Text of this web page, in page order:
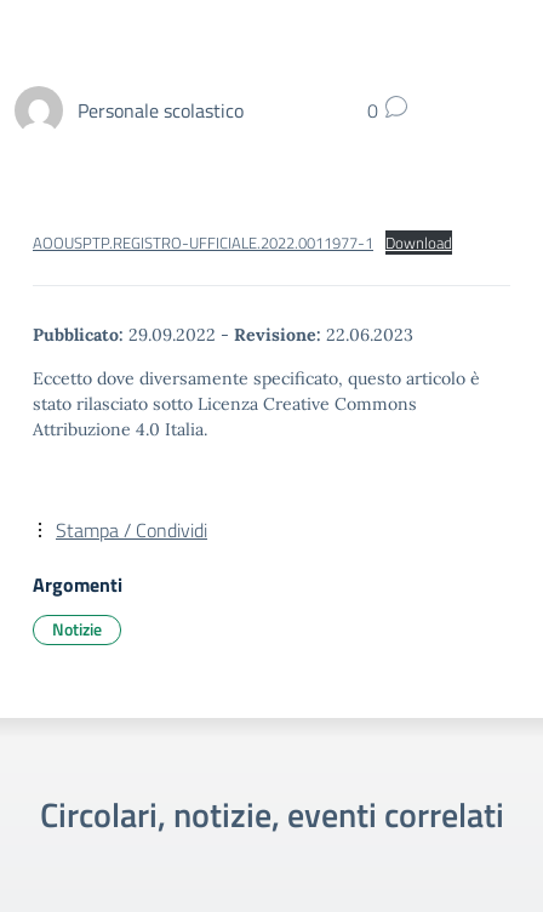
Personale scolastico 0
AOOUSPTP.REGISTRO-UFFICIALE.2022.0011977-1 Download
Pubblicato: 29.09.2022 - Revisione: 22.06.2023
Eccetto dove diversamente specificato, questo articolo è
stato rilasciato sotto Licenza Creative Commons
Attribuzione 4.0 Italia.
Stampa / Condividi
Argomenti
Notizie
Circolari, notizie, eventi correlati